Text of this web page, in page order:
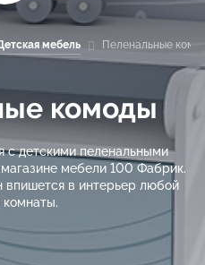
мебель Пеленальные
комоды
с детскими пеленальными
мебели 100 Фабрик.
впишется в интерьер любой
комнаты.